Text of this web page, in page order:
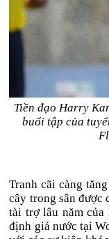
Tiền đạo Harry
buổi tập của
Tranh cãi càng
cây trong sân được
tài trợ lâu năm của
định giá nước tại